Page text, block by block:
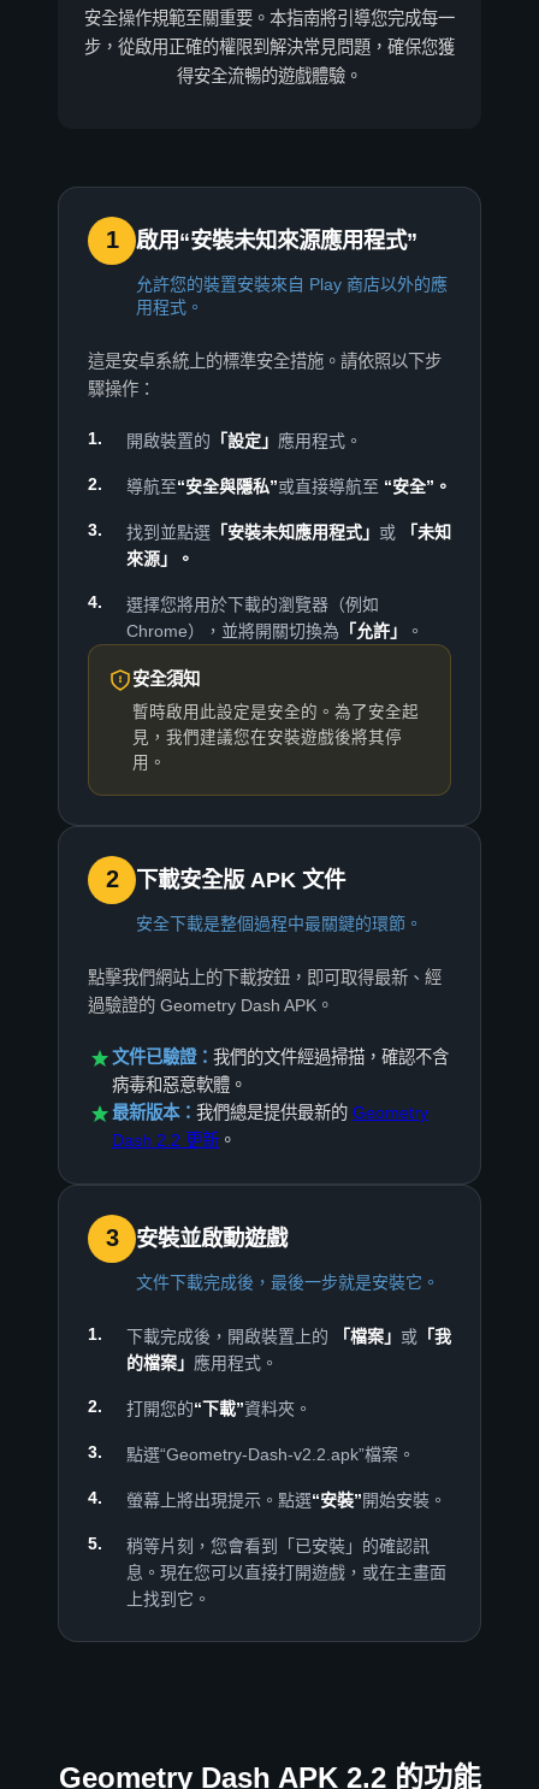
安全操作規範至關重要。本指南將引導您完成每一
步，從啟用正確的權限到解決常見問題，確保您獲
得安全流暢的遊戲體驗。
1 啟用“安裝未知來源應用程式”
允許您的裝置安裝來自 Play 商店以外的應
用程式。
這是安卓系統上的標準安全措施。請依照以下步
驟操作：
開啟裝置的 「設定」 應用程式。
導航至“安全與隱私”或直接導航至 “安全”。
找到並點選 「安裝未知應用程式」 或
「未知
來源」。
選擇您將用於下載的瀏覽器（例如​​
Chrome），並將開關切換為 「允許」 。
安全須知
暫時啟用此設定是安全的。為了安全起
見，我們建議您在安裝遊戲後將其停
用。
2 下載安全版 APK 文件
安全下載是整個過程中最關鍵的環節。
點擊我們網站上的下載按鈕，即可取得最新、經
過驗證的 Geometry Dash APK。
文件已驗證： 我們的文件經過掃描，確認不含
病毒和惡意軟體。
最新版本： 我們總是提供最新的 Geometry
Dash 2.2 更新 。
3 安裝並啟動遊戲
文件下載完成後，最後一步就是安裝它。
下載完成後，開啟裝置上的 「檔案」 或 「我
的檔案」 應用程式。
打開您的“下載”資料夾。
點選“Geometry-Dash-v2.2.apk”檔案。
螢幕上將出現提示。點選“安裝”開始安裝。
稍等片刻，您會看到「已安裝」的確認訊
息。現在您可以直接打開遊戲，或在主畫面
上找到它。
Geometry Dash APK 2.2 的功能